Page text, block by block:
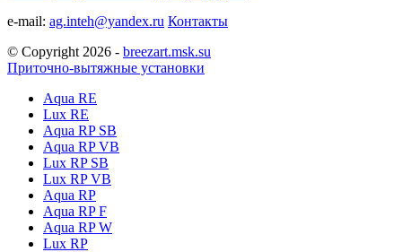
e-mail: ag.inteh@yandex.ru Контакты
© Copyright 2026 - breezart.msk.su
Приточно-вытяжные установки
Aqua RE
Lux RE
Aqua RP SB
Aqua RP VB
Lux RP SB
Lux RP VB
Aqua RP
Aqua RP F
Aqua RP W
Lux RP